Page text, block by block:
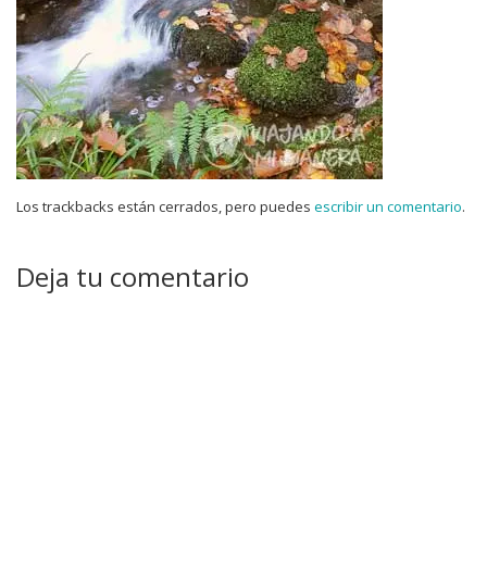
Los trackbacks están cerrados, pero puedes escribir un comentario.
Deja tu comentario